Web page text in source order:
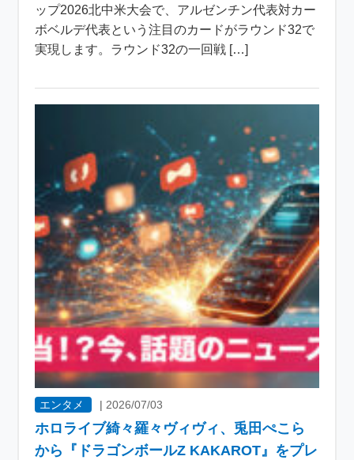
ップ2026北中米大会で、アルゼンチン代表対カー
ボベルデ代表という注目のカードがラウンド32で
実現します。ラウンド32の一回戦 […]
エンタメ | 2026/07/03
ホロライブ綺々羅々ヴィヴィ、兎田ぺこら
から『ドラゴンボールZ KAKAROT』をプレ